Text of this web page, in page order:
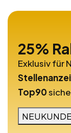
25%
Exklusiv für
Top90